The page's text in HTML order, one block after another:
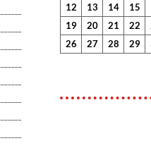
12
13 14 15
19
20 21 22
26
27 28 29